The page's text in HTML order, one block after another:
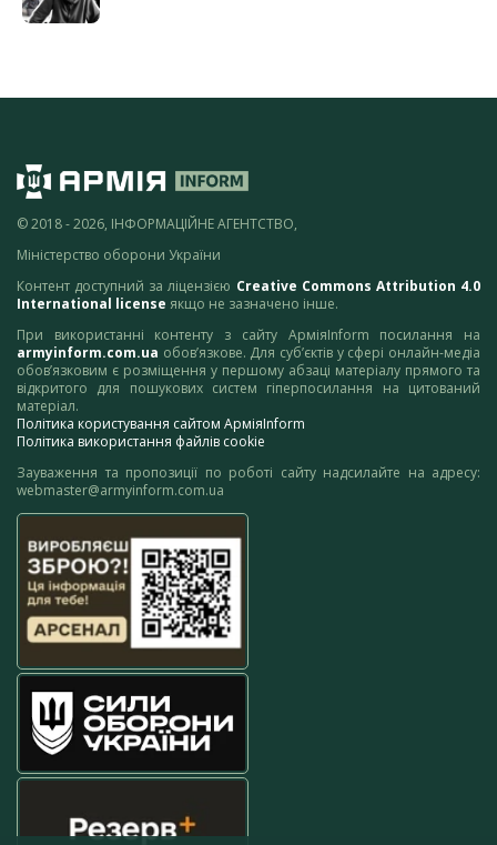
© 2018 - 2026, ІНФОРМАЦІЙНЕ АГЕНТСТВО,
Міністерство оборони України
Контент доступний за ліцензією Creative Commons Attribution 4.0
International license якщо не зазначено інше.
При використанні контенту з сайту АрміяInform посилання на
armyinform.com.ua обов’язкове. Для суб’єктів у сфері онлайн-медіа
обов’язковим є розміщення у першому абзаці матеріалу прямого та
відкритого для пошукових систем гіперпосилання на цитований
матеріал.
Політика користування сайтом АрміяInform
Політика використання файлів cookie
Зауваження та пропозиції по роботі сайту надсилайте на адресу:
webmaster@armyinform.com.ua